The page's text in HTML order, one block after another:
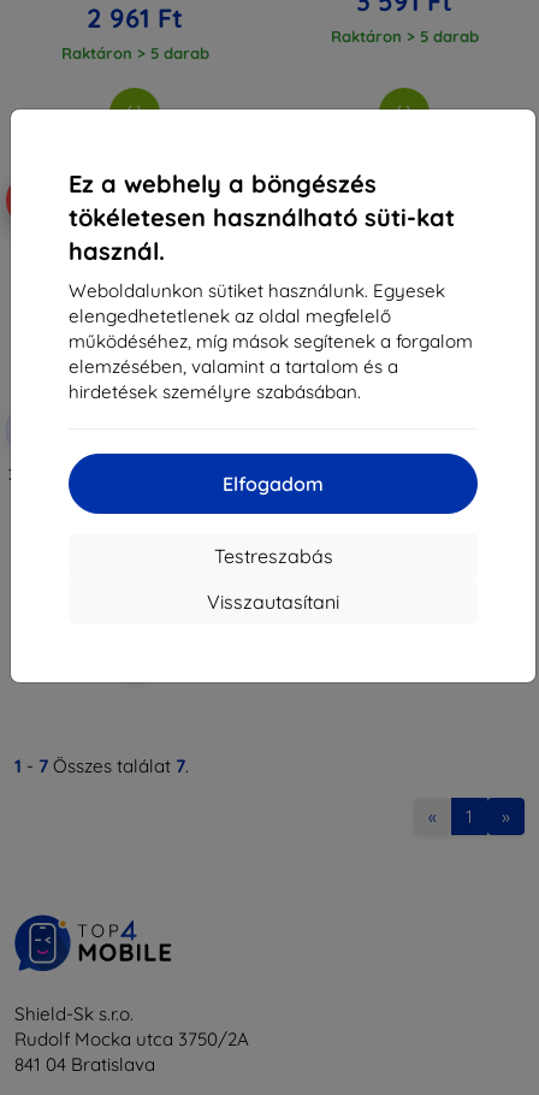
Ez a webhely a böngészés
tökéletesen használható süti-kat
használ.
Weboldalunkon sütiket használunk. Egyesek
elengedhetetlenek az oldal megfelelő
működéséhez, míg mások segítenek a forgalom
elemzésében, valamint a tartalom és a
hirdetések személyre szabásában.
Elfogadom
Testreszabás
Visszautasítani
2 961 Ft
Raktáron > 5 darab
Raktáron > 5 darab
3MK FlexibleGlass Motorola Moto
E7 Power Hybrid Glass
(5903108371704)
Raktáron > 5 darab
1 - 7 Összes találat 7.
« 1 »
Shield-Sk s.r.o.
Rudolf Mocka utca 3750/2A
841 04 Bratislava